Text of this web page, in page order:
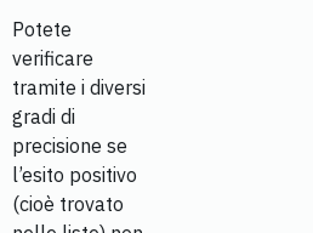
Potete
verificare
tramite i diversi
gradi di
precisione se
l’esito positivo
(cioè trovato